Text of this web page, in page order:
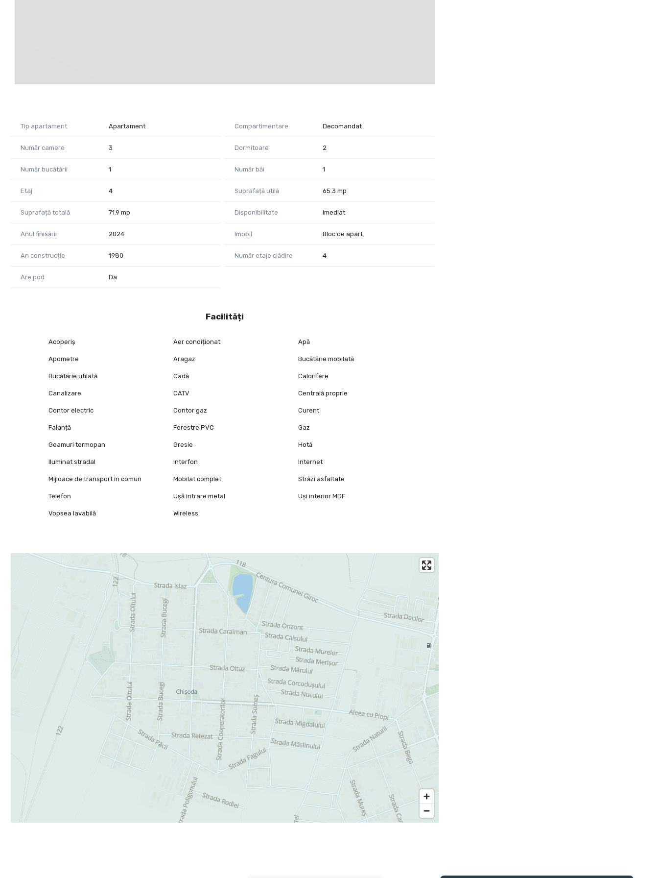
Tip apartament Apartament Compartimentare Decomandat
Număr camere 3 Dormitoare 2
Număr bucătării 1 Număr băi 1
Etaj 4 Suprafață utilă 65.3 mp
Suprafață totală 71.9 mp Disponibilitate Imediat
Anul finisării 2024 Imobil Bloc de apart.
An construcție 1980 Număr etaje clădire 4
Are pod Da
Facilități
Acoperiș Aer condiționat Apă
Apometre Aragaz Bucătărie mobilată
Bucătărie utilată Cadă Calorifere
Canalizare CATV Centrală proprie
Contor electric Contor gaz Curent
Faianță Ferestre PVC Gaz
Geamuri termopan Gresie Hotă
Iluminat stradal Interfon Internet
Mijloace de transport în comun Mobilat complet Străzi asfaltate
Telefon Ușă intrare metal Uși interior MDF
Vopsea lavabilă Wireless